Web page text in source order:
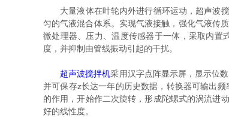
大量液体在叶轮内外进行循环运动，超声波搅
匀的气液混合体系。实现气液接触，强化气液传
微处理器、压力、温度传感器于一体，采取内置
度，并抑制由管线振动引起的干扰。
超声波搅拌机采用汉字点阵显示屏，显示位
并可保存z长达一年的历史数据，转换器可输出
的作用，开始作二次旋转，形成陀螺式的涡流进
好的线性度。